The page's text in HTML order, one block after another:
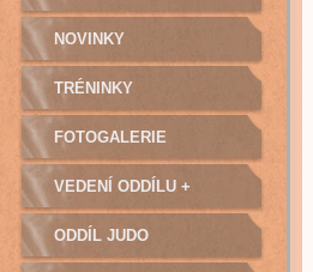
NOVINKY
TRÉNINKY
FOTOGALERIE
VEDENÍ ODDÍLU +
TRENÉŘI - KONTAKTY
ODDÍL JUDO